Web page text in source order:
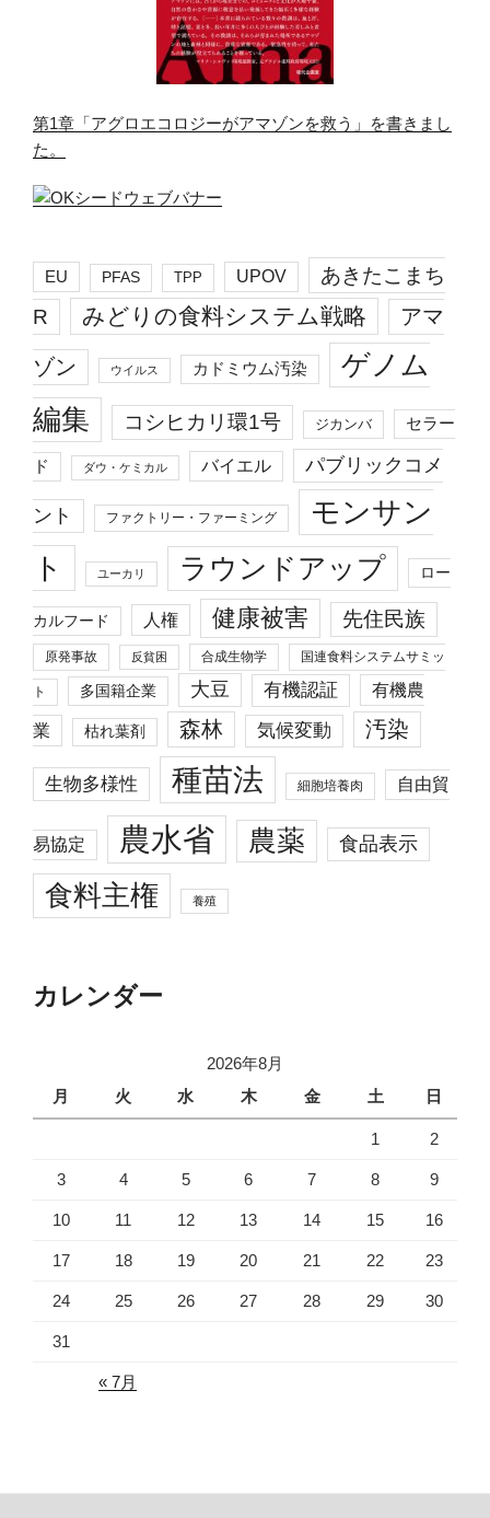
第1章「アグロエコロジーがアマゾンを救う」を書きまし
た。
EU PFAS TPP UPOV
あきたこまち
R
みどりの食料システム戦略 アマ
ゾン ウイルス カドミウム汚染
ゲノム
編集
コシヒカリ環1号 ジカンバ セラー
ド ダウ・ケミカル バイエル パブリックコメ
ント ファクトリー・ファーミング
モンサン
ト
ユーカリ ラウンドアップ ロー
カルフード 人権 健康被害 先住民族
原発事故 反貧困 合成生物学 国連食料システムサミッ
ト 多国籍企業 大豆 有機認証 有機農
業 枯れ葉剤 森林 気候変動 汚染
生物多様性 種苗法 細胞培養肉 自由貿
易協定 農水省 農薬 食品表示
食料主権 養殖
カレンダー
2026年8月
月
火 水 木 金 土 日
1 2
3 4 5 6 7 8 9
10 11 12 13 14 15 16
17 18 19 20 21 22 23
24 25 26 27 28 29 30
31
« 7月